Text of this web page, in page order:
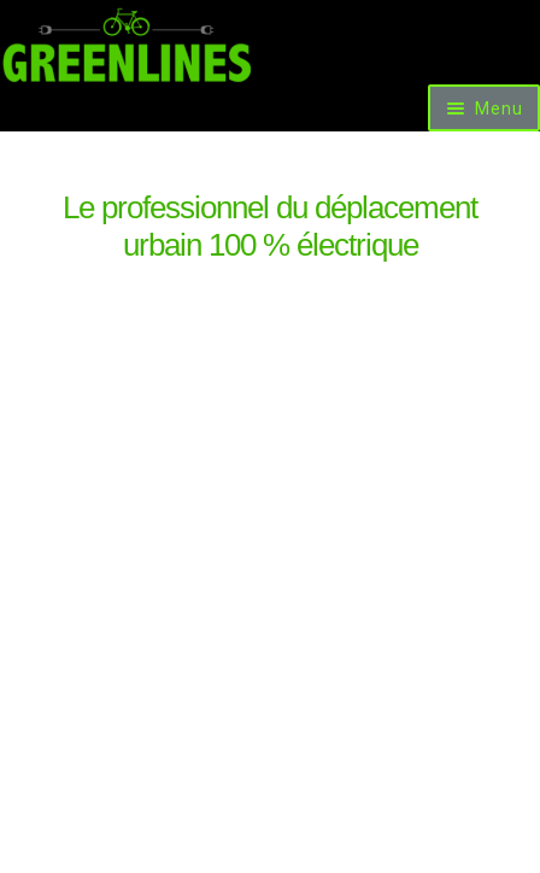
Menu
Accueil
Scooters & Trottinettes
Nos facilités de paiement
Les occasions et promotions
Le professionnel du déplacement
urbain 100 % électrique